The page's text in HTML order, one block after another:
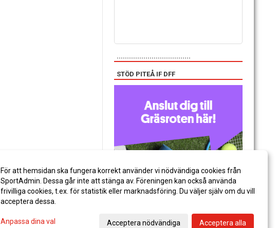
....................................
STÖD PITEÅ IF DFF
För att hemsidan ska fungera korrekt använder vi nödvändiga cookies från
SportAdmin. Dessa går inte att stänga av. Föreningen kan också använda
frivilliga cookies, t.ex. för statistik eller marknadsföring. Du väljer själv om du vill
acceptera dessa.
Anpassa dina val Acceptera nödvändiga Acceptera alla